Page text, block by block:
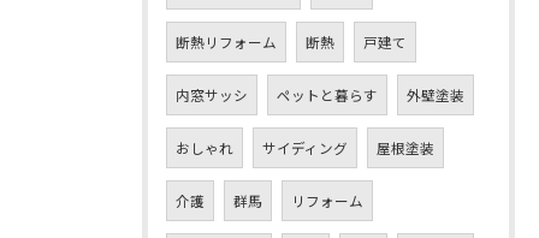
断熱リフォーム 断熱 戸建て
内窓サッシ ペットと暮らす 外壁塗装
おしゃれ サイディング 屋根塗装
介護 群馬 リフォーム